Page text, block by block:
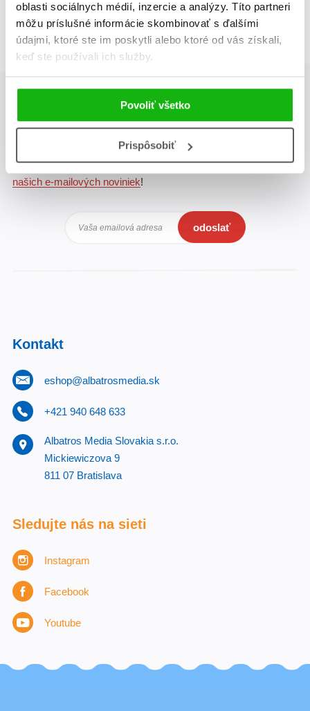
oblasti sociálnych médií, inzercie a analýzy. Títo partneri
môžu príslušné informácie skombinovať s ďalšími
údajmi, ktoré ste im poskytli alebo ktoré od vás získali,
keď ste používali ich služby.
Povoliť všetko
Prispôsobiť
Albatros Media newsletter
Zaujíma Vás, aký knižný hit práve vychádza, na aký tovar je
výhodná zľava, aká beží súťaž o ceny?Prihláste sa k odberu
našich e-mailových noviniek!
Vaša emailová adresa odoslať
Kontakt
eshop@albatrosmedia.sk
+421 940 648 633
Albatros Media Slovakia s.r.o.
Mickiewiczova 9
811 07 Bratislava
Sledujte nás na sieti
Instagram
Facebook
Youtube